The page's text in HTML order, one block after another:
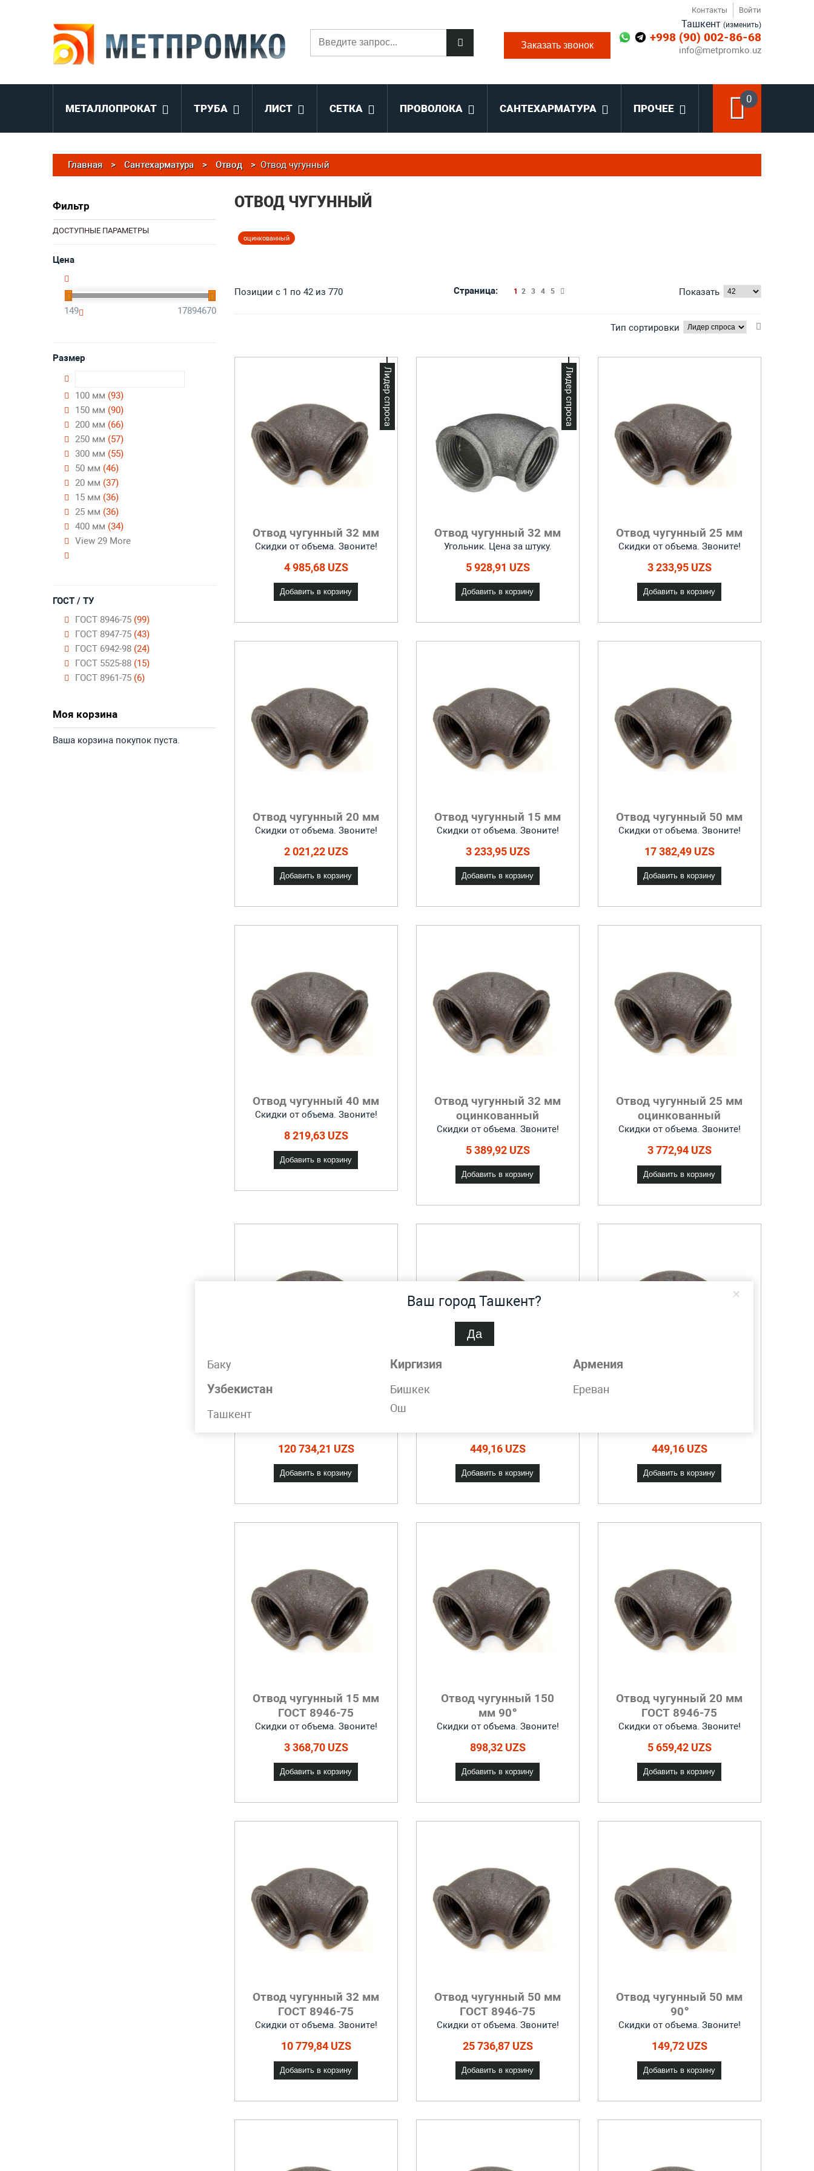
×
Ваш город Ташкент?
Да
Баку
Узбекистан
Ташкент
Киргизия
Бишкек
Ош
Армения
Ереван
Ташкент (изменить)
+998 (90) 002-86-68
info@metpromko.uz
Контакты Войти
Заказать звонок
0
МЕТАЛЛОПРОКАТ
ТРУБА ЛИСТ СЕТКА ПРОВОЛОКА САНТЕХАРМАТУРА ПРОЧЕЕ
Главная > Сантехарматура > Отвод > Отвод чугунный
ОТВОД ЧУГУННЫЙ
оцинкованный
Позиции с 1 по 42 из 770 Показать
Страница: 1 2 3 4 5
Тип сортировки
Отвод чугунный 32 мм
Скидки от объема. Звоните!
4 985,68 UZS
Добавить в корзину
Лидер спроса
Отвод чугунный 32 мм
Угольник. Цена за штуку.
5 928,91 UZS
Добавить в корзину
Лидер спроса
Отвод чугунный 25 мм
Скидки от объема. Звоните!
3 233,95 UZS
Добавить в корзину
Отвод чугунный 20 мм
Скидки от объема. Звоните!
2 021,22 UZS
Добавить в корзину
Отвод чугунный 15 мм
Скидки от объема. Звоните!
3 233,95 UZS
Добавить в корзину
Отвод чугунный 50 мм
Скидки от объема. Звоните!
17 382,49 UZS
Добавить в корзину
Отвод чугунный 40 мм
Скидки от объема. Звоните!
8 219,63 UZS
Добавить в корзину
Отвод чугунный 32 мм
оцинкованный
Скидки от объема. Звоните!
5 389,92 UZS
Добавить в корзину
Отвод чугунный 25 мм
оцинкованный
Скидки от объема. Звоните!
3 772,94 UZS
Добавить в корзину
120 734,21 UZS
Добавить в корзину
449,16 UZS
Добавить в корзину
449,16 UZS
Добавить в корзину
Отвод чугунный 15 мм
ГОСТ 8946-75
Скидки от объема. Звоните!
3 368,70 UZS
Добавить в корзину
Отвод чугунный 150
мм 90°
Скидки от объема. Звоните!
898,32 UZS
Добавить в корзину
Отвод чугунный 20 мм
ГОСТ 8946-75
Скидки от объема. Звоните!
5 659,42 UZS
Добавить в корзину
Отвод чугунный 32 мм
ГОСТ 8946-75
Скидки от объема. Звоните!
10 779,84 UZS
Добавить в корзину
Отвод чугунный 50 мм
ГОСТ 8946-75
Скидки от объема. Звоните!
25 736,87 UZS
Добавить в корзину
Отвод чугунный 50 мм
90°
Скидки от объема. Звоните!
149,72 UZS
Добавить в корзину
Фильтр
ДОСТУПНЫЕ ПАРАМЕТРЫ
Цена
149 17894670
Размер
100 мм (93)
150 мм (90)
200 мм (66)
250 мм (57)
300 мм (55)
50 мм (46)
20 мм (37)
15 мм (36)
25 мм (36)
400 мм (34)
View 29 More
ГОСТ / ТУ
ГОСТ 8946-75 (99)
ГОСТ 8947-75 (43)
ГОСТ 6942-98 (24)
ГОСТ 5525-88 (15)
ГОСТ 8961-75 (6)
Моя корзина
Ваша корзина покупок пуста.